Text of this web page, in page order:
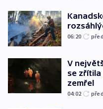
06:20
V
se
zemřel
04:02